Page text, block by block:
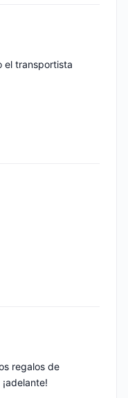
el transportista
regalos de